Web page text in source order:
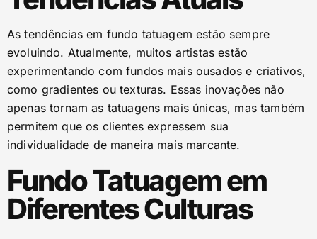
As tendências em fundo tatuagem estão sempre
evoluindo. Atualmente, muitos artistas estão
experimentando com fundos mais ousados e criativos,
como gradientes ou texturas. Essas inovações não
apenas tornam as tatuagens mais únicas, mas também
permitem que os clientes expressem sua
individualidade de maneira mais marcante.
Fundo Tatuagem em
Diferentes Culturas